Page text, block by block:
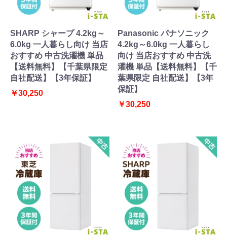
SHARP シャープ 4.2kg～
6.0kg 一人暮らし向け 当店
おすすめ 中古洗濯機 単品
【送料無料】【千葉県限定
自社配送】【3年保証】
￥30,250
Panasonic パナソニック
4.2kg～6.0kg 一人暮らし
向け 当店おすすめ 中古洗
濯機 単品【送料無料】【千
葉県限定 自社配送】【3年
保証】
￥30,250